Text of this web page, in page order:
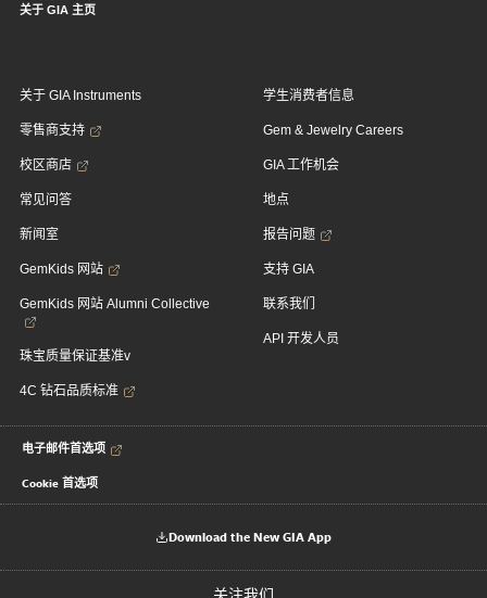
关于 GIA 主页
关于 GIA Instruments
零售商支持
校区商店
常见问答
新闻室
GemKids 网站
GemKids 网站 Alumni Collective
珠宝质量保证基准v
4C 钻石品质标准
学生消费者信息
Gem & Jewelry Careers
GIA 工作机会
地点
报告问题
支持 GIA
联系我们
API 开发人员
电子邮件首选项
Cookie 首选项
Download the New GIA App